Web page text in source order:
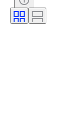
Materiale del
Diametro della